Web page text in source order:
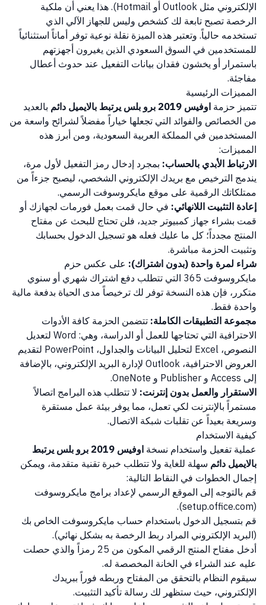
الإلكتروني مثل Outlook أو Hotmail). هذا يعني أن ملكية
الرخصة تصبح تابعة لك كشخص وليس للجهاز الآلي الذي
تستخدمه حالياً. وتعتبر هذه الميزة نقلة نوعية توفر أماناً استثنائياً
للمستخدمين في السوق السعودي الذين يغيرون أجهزتهم
باستمرار أو يخشون فقدان بيانات التفعيل عند حدوث أعطال
مفاجئة.
المميزات الرئيسية
تتميز حزمة اوفيس 2019 برو بلس يرتبط بالايميل دائم
بالعديد
من الخصائص والفوائد التي تجعلها خياراً مفضلاً لشرائح واسعة من
المستخدمين في المملكة العربية السعودية، ومن أبرز هذه
المميزات:
الارتباط الأبدي بالحساب: بمجرد إدخال رمز التفعيل لأول مرة،
يندمج الترخيص مع بريدك الإلكتروني الشخصي، ليصبح جزءاً من
ممتلكاتك الرقمية على موقع مايكروسوفت الرسمي.
إعادة التثبيت اللانهائي: في حال قمت بعمل فورمات لجهازك أو
قمت بشراء جهاز كمبيوتر جديد، فلن تحتاج للبحث عن مفتاح
المنتج مجدداً؛ كل ما عليك فعله هو تسجيل الدخول بحسابك
وتثبيت الحزمة مباشرة.
شراء لمرة واحدة (بدون اشتراك): على عكس حزم
مايكروسوفت 365 التي تتطلب دفع اشتراك شهري أو سنوي
متكرر، فإن هذه النسخة توفر لك ترخيصاً مدى الحياة بدفعة مالية
واحدة فقط.
مجموعة التطبيقات الكاملة: تتضمن الحزمة كافة الأدوات
الاحترافية التي تحتاجها للعمل أو الدراسة، وهي: Word لتعديل
النصوص، Excel لتحليل البيانات والجداول، PowerPoint لتقديم
العروض الاحترافية، Outlook لإدارة البريد الإلكتروني، بالإضافة
إلى Access و Publisher و OneNote.
الاستقرار والعمل بدون إنترنت: لا تتطلب هذه البرامج اتصالاً
مستمراً بالإنترنت لكي تعمل، مما يوفر بيئة عمل مستقرة
وسريعة بعيداً عن تقلبات شبكة الاتصال.
كيفية الاستخدام
عملية تفعيل واستخدام نسخة
اوفيس 2019 برو بلس يرتبط
بالايميل دائم سهلة للغاية ولا تتطلب خبرة تقنية متقدمة، ويمكن
إجمال الخطوات في النقاط التالية:
قم بالتوجه إلى الموقع الرسمي لإعداد برامج مايكروسوفت
(setup.office.com).
قم بتسجيل الدخول باستخدام حساب مايكروسوفت الخاص بك
(البريد الإلكتروني المراد ربط الرخصة به بشكل نهائي).
أدخل مفتاح المنتج الرقمي المكون من 25 رمزاً والذي حصلت
عليه عند الشراء في الخانة المخصصة له.
سيقوم النظام بالتحقق من المفتاح وربطه فوراً ببريدك
الإلكتروني، حيث ستظهر لك رسالة تأكيد التثبيت.